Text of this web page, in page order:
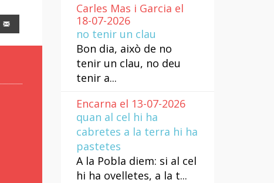
Carles Mas i Garcia el
18-07-2026
no tenir un clau
Bon dia, això de no
tenir un clau, no deu
tenir a...
Encarna el 13-07-2026
quan al cel hi ha
cabretes a la terra hi ha
pastetes
A la Pobla diem: si al cel
hi ha ovelletes, a la t...